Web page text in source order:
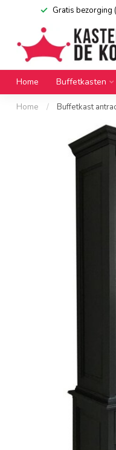
Gratis bezorging
Home Buffetkasten
Home / Buffetkast